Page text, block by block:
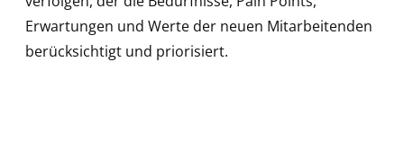
Erwartungen und Werte der neuen Mitarbeitenden
berücksichtigt und priorisiert.